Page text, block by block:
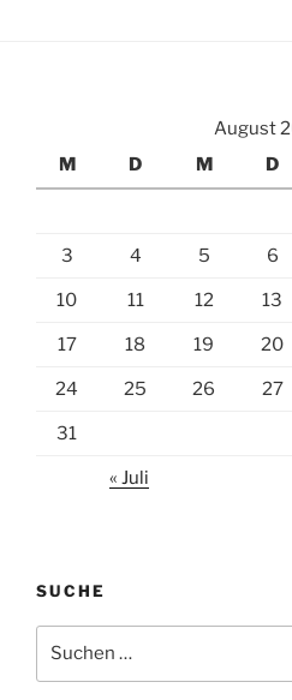
August
M
D M D
3 4 5 6
10 11 12 13
17 18 19 20
24 25 26 27
31
« Juli
SUCHE
nach: